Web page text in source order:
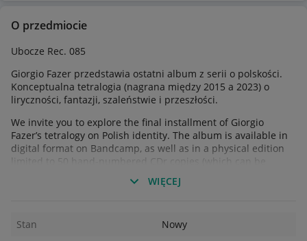
O przedmiocie
Ubocze Rec. 085
Giorgio Fazer przedstawia ostatni album z serii o polskości.
Konceptualna tetralogia (nagrana między 2015 a 2023) o
liryczności, fantazji, szaleństwie i przeszłości.
We invite you to explore the final installment of Giorgio
Fazer’s tetralogy on Polish identity. The album is available in
digital format on Bandcamp, as well as in a physical edition
limited to 50 hand-numbered CDr copies (which can be
#psychodelicrock #indie #ambient
WIĘCEJ
Stan
Nowy